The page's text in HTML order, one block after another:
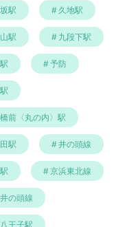
駅 久地駅
駅 九段下駅
予防
前〈丸の内〉駅
駅 井の頭線
京浜東北線
の頭線
王子駅